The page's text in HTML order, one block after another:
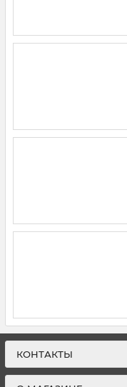
КОНТАКТЫ